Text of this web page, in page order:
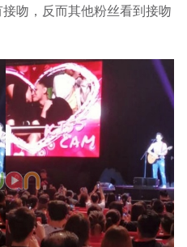
吻，反而其他粉丝看到接吻